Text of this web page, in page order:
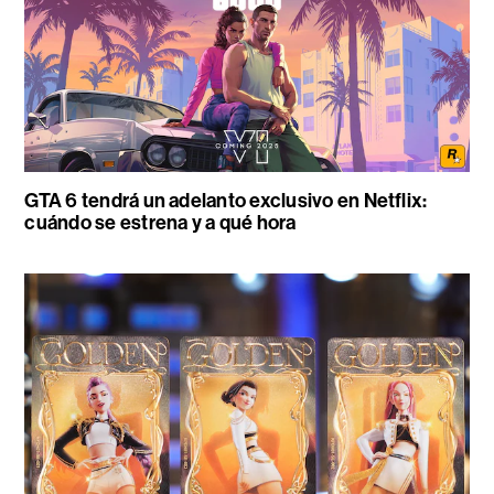
GTA 6 tendrá un adelanto exclusivo en Netflix:
cuándo se estrena y a qué hora